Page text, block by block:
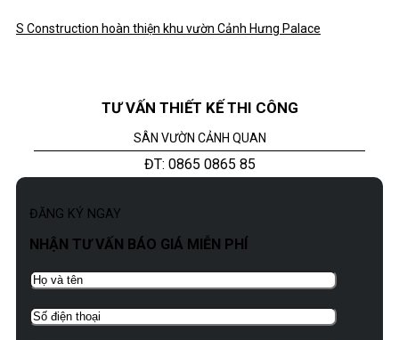
S Construction hoàn thiện khu vườn Cảnh Hưng Palace
TƯ VẤN THIẾT KẾ THI CÔNG
SÂN VƯỜN CẢNH QUAN
ĐT: 0865 0865 85
ĐĂNG KÝ NGAY
NHẬN TƯ VẤN BÁO GIÁ MIỄN PHÍ